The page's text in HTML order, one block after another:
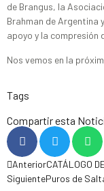
de Brangus, la
Brahman de Argentina
apoyo y la compresión
Nos vemos en la
Tags
Compartir esta
AnteriorCATÁLOGO
SiguientePuros de